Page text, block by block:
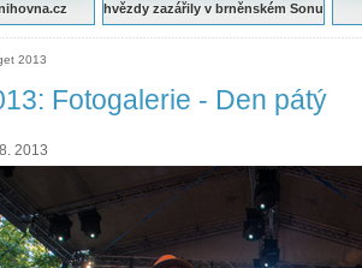
hvězdy zazářily v brněnském Sonu
2013
Fotogalerie - Den pátý
2013